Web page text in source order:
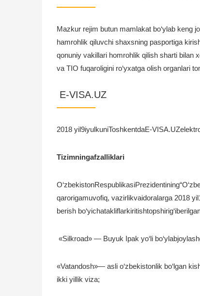
Mazkur rejim butun mamlakat bo‘ylab keng
hamrohlik qiluvchi shaxsning pasportiga
qonuniy vakillari homrohlik qilish sharti bilan
va TIO fuqaroligini ro‘yxatga olish organlari
E-VISA.UZ
2018 yil9iyulkuniToshkentdaE-
Tizimningafzalliklari
qarorigamuvofiq, vazirlikvaidoralarga 2018
berish
«Silkroad» — Buyuk Ipak yo‘li
«Vatandosh»— asli o‘zbekistonlik bo‘lgan
ikki yillik viza;